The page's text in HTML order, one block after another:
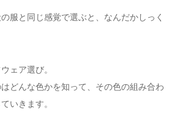
服と同じ感覚で選ぶと、なんだかしっく
ェア選び。
どんな色かを知って、その色の組み合わ
いきます。